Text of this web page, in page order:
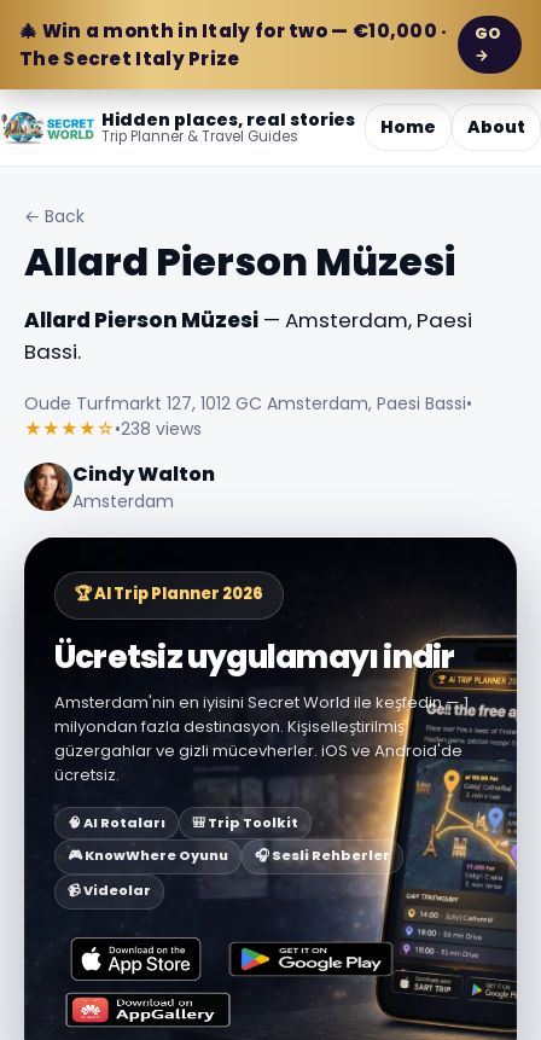
🎄 Win a month in Italy for two — €10,000 ·
The Secret Italy Prize
GO
→
Hidden places, real stories
Trip Planner & Travel Guides Home About
← Back
Allard Pierson Müzesi
Allard Pierson Müzesi — Amsterdam, Paesi
Bassi.
Oude Turfmarkt 127, 1012 GC Amsterdam, Paesi Bassi•
★★★★☆•238 views
Cindy Walton
Amsterdam
🏆 AI Trip Planner 2026
Ücretsiz uygulamayı indir
Amsterdam'nin en iyisini Secret World ile keşfedin — 1
milyondan fazla destinasyon. Kişiselleştirilmiş
güzergahlar ve gizli mücevherler. iOS ve Android'de
ücretsiz.
🧠 AI Rotaları
🎒 Trip Toolkit
🎮 KnowWhere Oyunu
🎧 Sesli Rehberler
📹 Videolar